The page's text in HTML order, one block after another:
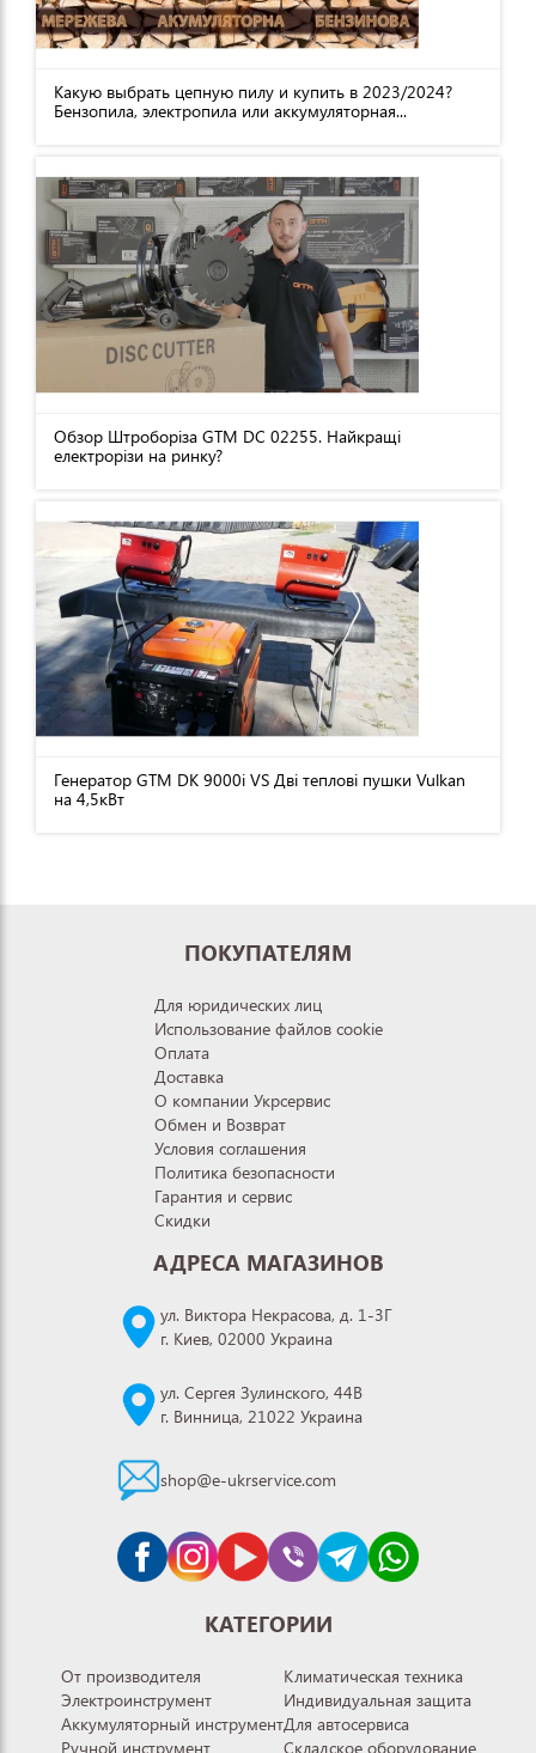
Какую выбрать цепную пилу и купить в 2023/2024?
Бензопила, электропила или аккумуляторная...
Обзор Штроборіза GTM DC 02255. Найкращі
електрорізи на ринку?
Генератор GTM DK 9000i VS Дві теплові пушки Vulkan
на 4,5кВт
ПОКУПАТЕЛЯМ
Для юридических лиц
Использование файлов cookie
Оплата
Доставка
О компании Укрсервис
Обмен и Возврат
Условия соглашения
Политика безопасности
Гарантия и сервис
Скидки
АДРЕСА МАГАЗИНОВ
ул. Виктора Некрасова, д. 1-3Г
г. Киев, 02000 Украина
ул. Сергея Зулинского, 44В
г. Винница, 21022 Украина
shop@e-ukrservice.com
КАТЕГОРИИ
От производителя
Электроинструмент
Аккумуляторный инструмент
Ручной инструмент
Климатическая техника
Индивидуальная защита
Для автосервиса
Складское оборудование